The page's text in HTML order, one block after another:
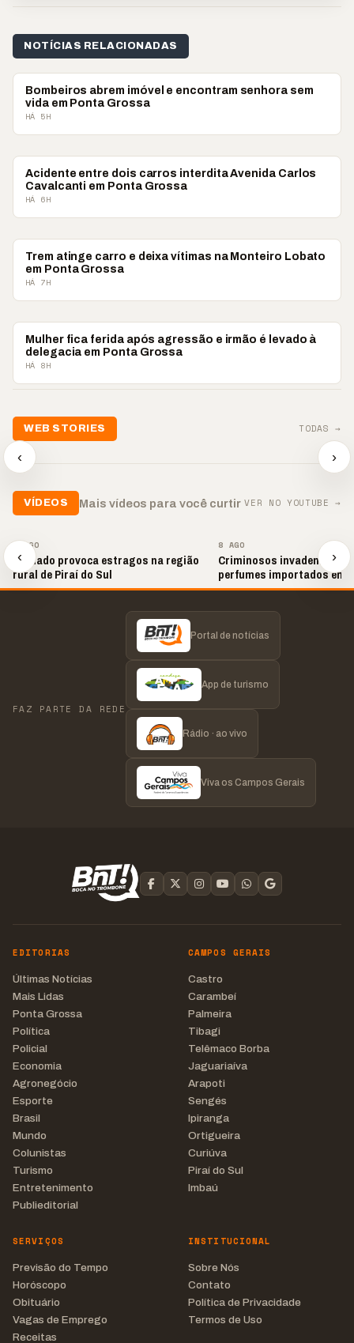
NOTÍCIAS RELACIONADAS
POLICIAL
Bombeiros abrem imóvel e encontram senhora sem
vida em Ponta Grossa
HÁ 5H
POLICIAL
Acidente entre dois carros interdita Avenida Carlos
Cavalcanti em Ponta Grossa
HÁ 6H
POLICIAL
Trem atinge carro e deixa vítimas na Monteiro Lobato
em Ponta Grossa
HÁ 7H
POLICIAL
Mulher fica ferida após agressão e irmão é levado à
delegacia em Ponta Grossa
HÁ 8H
WEB STORIES TODAS →
‹
📢💜 Agosto Lilás
reforça combate à
violência contra a
mulher
📢 Noite
chega
oração
›
VÍDEOS Mais vídeos para você curtir VER NO YOUTUBE →
‹
8 AGO
Tornado provoca estragos na região
rural de Piraí do Sul
8 AGO
Criminosos invadem loja
perfumes importados em
›
FAZ PARTE DA REDE
Portal de notícias
App de turismo
Rádio · ao vivo
Viva os Campos Gerais
EDITORIAS
Últimas Notícias
Mais Lidas
Ponta Grossa
Política
Policial
Economia
Agronegócio
Esporte
Brasil
Mundo
Colunistas
Turismo
Entretenimento
Publieditorial
CAMPOS GERAIS
Castro
Carambeí
Palmeira
Tibagi
Telêmaco Borba
Jaguariaíva
Arapoti
Sengés
Ipiranga
Ortigueira
Curiúva
Piraí do Sul
Imbaú
SERVIÇOS
Previsão do Tempo
Horóscopo
Obituário
Vagas de Emprego
Receitas
INSTITUCIONAL
Sobre Nós
Contato
Política de Privacidade
Termos de Uso